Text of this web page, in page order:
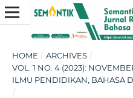
HOME / ARCHIVES /
VOL. 1 NO. 4 (2023):
ILMU PENDIDIKAN, BAHASA
/